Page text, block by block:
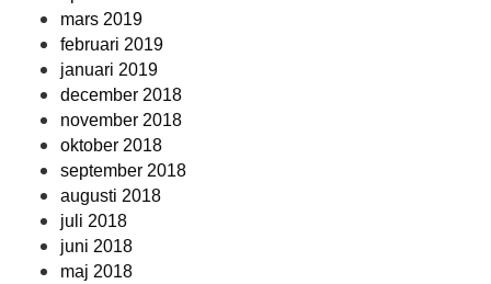
mars 2019
februari 2019
januari 2019
december 2018
november 2018
oktober 2018
september 2018
augusti 2018
juli 2018
juni 2018
maj 2018